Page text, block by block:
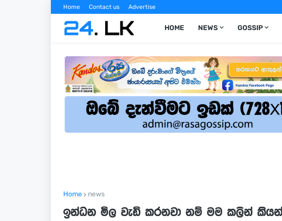
Home Contact us Advertise
HOME NEWS GOSSIP
Home news
ඉන්ධන මිල වැඩි කරනවා නම් මම කලින්